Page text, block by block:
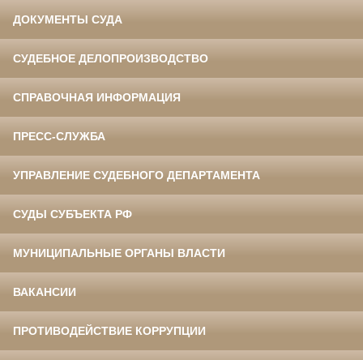
ДОКУМЕНТЫ СУДА
СУДЕБНОЕ ДЕЛОПРОИЗВОДСТВО
СПРАВОЧНАЯ ИНФОРМАЦИЯ
ПРЕСС-СЛУЖБА
УПРАВЛЕНИЕ СУДЕБНОГО ДЕПАРТАМЕНТА
СУДЫ СУБЪЕКТА РФ
МУНИЦИПАЛЬНЫЕ ОРГАНЫ ВЛАСТИ
ВАКАНСИИ
ПРОТИВОДЕЙСТВИЕ КОРРУПЦИИ